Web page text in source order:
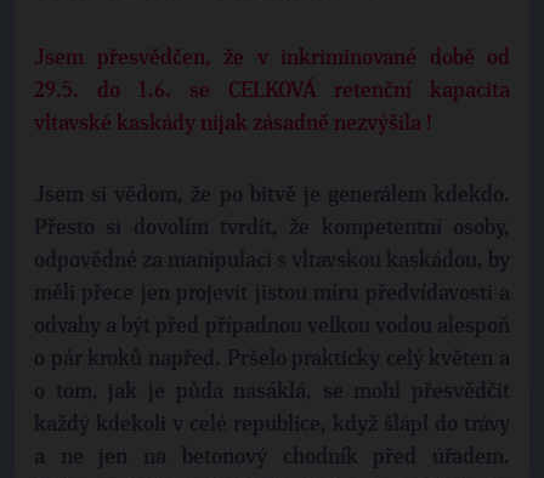
Jsem přesvědčen, že v inkriminované době od
29.5. do 1.6. se CELKOVÁ retenční kapacita
vltavské kaskády nijak zásadně nezvýšila !
Jsem si vědom, že po bitvě je generálem kdekdo.
Přesto si dovolím tvrdit, že kompetentní osoby,
odpovědné za manipulaci s vltavskou kaskádou, by
měli přece jen projevit jistou míru předvídavosti a
odvahy a být před případnou velkou vodou alespoň
o pár kroků napřed. Pršelo prakticky celý květen a
o tom, jak je půda nasáklá, se mohl přesvědčit
každý kdekoli v celé republice, když šlápl do trávy
a ne jen na betonový chodník před úřadem.